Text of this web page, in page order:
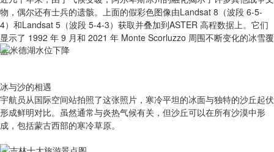
物，偶尔还有士兵的遗骸。上面的假彩色图像由Landsat 8（波段 6-5-
4）和Landsat 5（波段 5-4-3）获取并叠加到ASTER 高程数据上。它们
显示了 1992 年 9 月和 2021 年 Monte Scorluzzo 周围不断变化的冰雪覆
盖。
冰与沙的相遇
宇航员从国际空间站拍照了这张照片，寒冷平坦的冰面与独特的沙丘起伏
形成鲜明对比。虽然通常与炎热气候有关，但沙丘可以在所有沙漠中形
成，包括蒙古西部的寒冷草原。